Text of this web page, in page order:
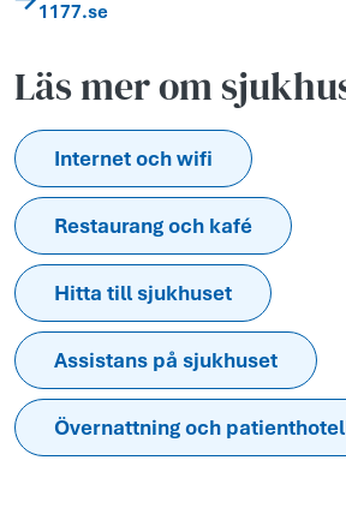
1177.se
Läs mer om
Internet och wifi
Restaurang och kafé
Hitta till sjukhuset
Assistans på sjukhuset
Övernattning och